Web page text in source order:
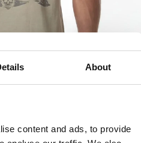
About
content and ads, to provide